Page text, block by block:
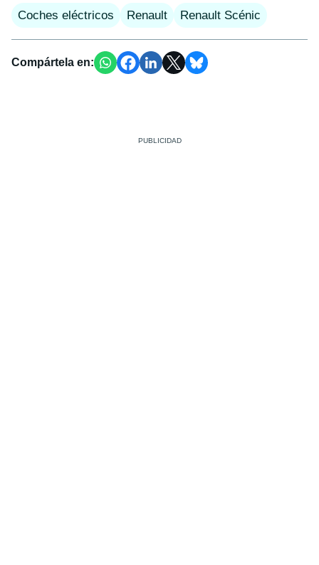
Coches eléctricos Renault Renault Scénic
Compártela en: